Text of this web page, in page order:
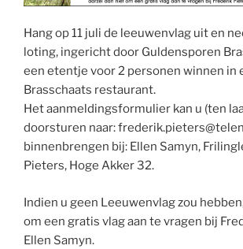
Hang op 11 juli de leeuwenvlag uit en
loting, ingericht door Guldensporen
een etentje voor 2 personen winnen in
Brasschaats restaurant.
Het aanmeldingsformulier kan u (ten
doorsturen naar:
binnenbrengen bij: Ellen Samyn,
Pieters, Hoge Akker 32.
Indien u geen Leeuwenvlag zou
om een gratis vlag aan te vragen bij
Ellen Samyn.